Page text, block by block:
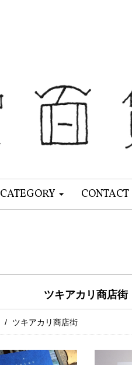
CATEGORY CONTACT
ツキアカリ商店街
ツキアカリ商店街